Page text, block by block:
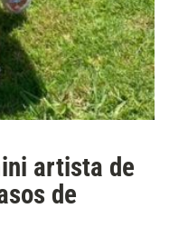
artista de
de